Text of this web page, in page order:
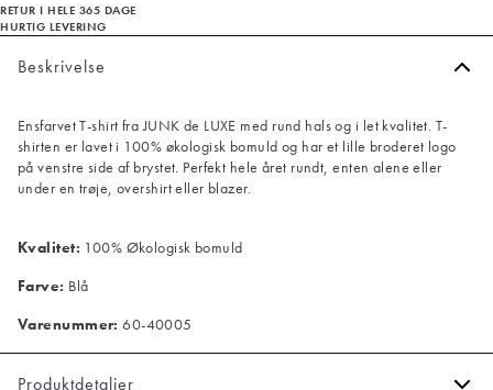
RETUR I HELE 365 DAGE
HURTIG LEVERING
Beskrivelse
Ensfarvet T-shirt fra JUNK de LUXE med rund hals og i let kvalitet. T-
shirten er lavet i 100% økologisk bomuld og har et lille broderet logo
på venstre side af brystet. Perfekt hele året rundt, enten alene eller
under en trøje, overshirt eller blazer.
Kvalitet: 100% Økologisk bomuld
Farve: Blå
Varenummer: 60-40005
Produktdetaljer